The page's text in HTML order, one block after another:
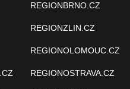
REGIONBRNO.CZ
REGIONZLIN.CZ
REGIONOLOMOUC.CZ
REGIONOSTRAVA.CZ